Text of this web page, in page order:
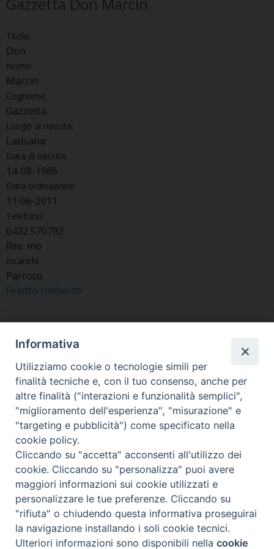
Titolo:
Don
Nome:
Marcin
Cognome:
Gazzetta
Luogo di nascita:
Latisana
Data di nascita:
14-08-1986
Data ordinazione:
11-06-2011
Telefono:
0432 570792
Rev. mo
Incarichi
Parroco
Feletto Umberto
Pelo Don Roman
Cimpoesu Don Gabriel
Vasile
Copyright © Arcidiocesi di Udine 2018
Piazza Patriarcato, 1 - 33100 Udine (UD) Tel. 0432.414.511 - Fax
0432.511.838 C.F. 80013900305
Informativa
Utilizziamo cookie o tecnologie simili per
finalità tecniche e, con il tuo consenso, anche per
altre finalità ("interazioni e funzionalità semplici",
"miglioramento dell'esperienza", "misurazione" e
"targeting e pubblicità") come specificato nella
cookie policy.
Cliccando su "accetta" acconsenti all'utilizzo dei
cookie. Cliccando su "personalizza" puoi avere
maggiori informazioni sui cookie utilizzati e
personalizzare le tue preferenze. Cliccando su
"rifiuta" o chiudendo questa informativa proseguirai
la navigazione installando i soli cookie tecnici.
Ulteriori informazioni sono disponibili nellacookie